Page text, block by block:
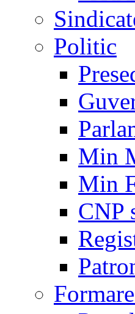
Politic
Min
Min
CNP